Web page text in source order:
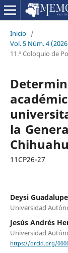
Inicio /
Vol. 5 Núm. 4
11.º Coloquio de
la
11CP26-27
Deysi
Universidad
Jesús Andrés
Universidad
https://orcid.org/